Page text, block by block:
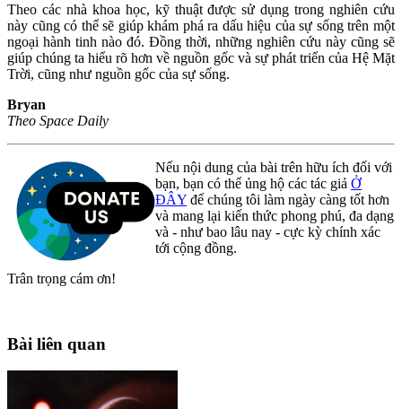
Theo các nhà khoa học, kỹ thuật được sử dụng trong nghiên cứu
này cũng có thể sẽ giúp khám phá ra dấu hiệu của sự sống trên một
ngoại hành tinh nào đó. Đồng thời, những nghiên cứu này cũng sẽ
giúp chúng ta hiểu rõ hơn về nguồn gốc và sự phát triển của Hệ Mặt
Trời, cũng như nguồn gốc của sự sống.
Bryan
Theo Space Daily
Nếu nội dung của bài trên hữu ích đối với
bạn, bạn có thể ủng hộ các tác giả Ở
ĐÂY để chúng tôi làm ngày càng tốt hơn
và mang lại kiến thức phong phú, đa dạng
và - như bao lâu nay - cực kỳ chính xác
tới cộng đồng.
Trân trọng cám ơn!
Bài liên quan